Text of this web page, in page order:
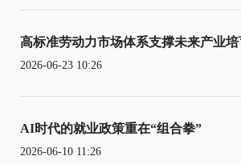
高标准劳动力市场体系支撑未来产业培
2026-06-23 10:26
AI时代的就业政策重在“组合拳”
2026-06-10 11:26